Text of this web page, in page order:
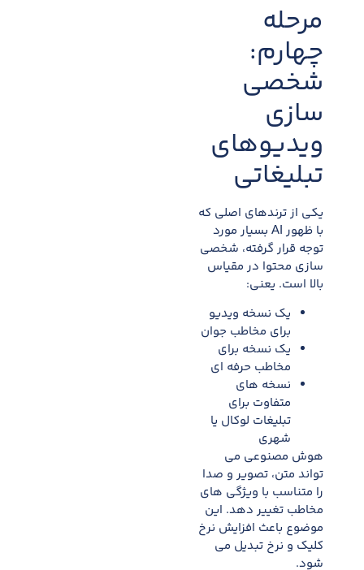
مرحله
چهارم:
شخصی
سازی
ویدیوهای
تبلیغاتی
یکی از ترندهای اصلی که
با ظهور AI بسیار مورد
توجه قرار گرفته، شخصی
سازی محتوا در مقیاس
بالا است. یعنی:
یک نسخه ویدیو
برای مخاطب جوان
یک نسخه برای
مخاطب حرفه ای
نسخه های
متفاوت برای
تبلیغات لوکال یا
شهری
هوش مصنوعی می
تواند متن، تصویر و صدا
را متناسب با ویژگی های
مخاطب تغییر دهد. این
موضوع باعث افزایش نرخ
کلیک و نرخ تبدیل می
شود.